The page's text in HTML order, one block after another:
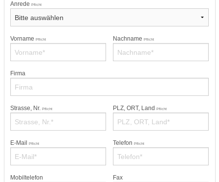
Anrede Pflicht
Vorname Pflicht NachnamePflicht
Firma
Strasse, Nr. Pflicht PLZ, ORT, LandPflicht
E-Mail Pflicht TelefonPflicht
Mobiltelefon Fax